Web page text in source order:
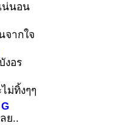
น่นอน
จากใจ
งอร
ม่ทิ้งๆๆ
ย
G
..